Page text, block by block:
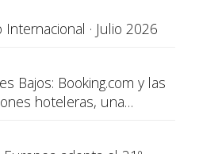
Internacional · Julio 2026
Bajos: Booking.com y las
hoteleras, una